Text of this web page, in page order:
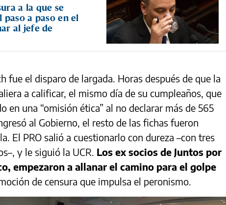
a la que se
a paso en el
al jefe de
fue el disparo de largada. Horas después de que la
a calificar, el mismo día de su cumpleaños, que
en una “omisión ética” al no declarar más de 565
al Gobierno, el resto de las fichas fueron
El PRO salió a cuestionarlo con dureza –con tres
y le siguió la UCR. Los ex socios de Juntos por
empezaron a allanar el camino para el golpe
de censura que impulsa el peronismo.